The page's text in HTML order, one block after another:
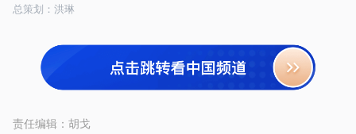
总策划：洪琳
责任编辑： 胡戈